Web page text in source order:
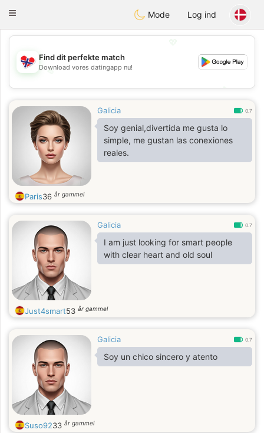
EkteNordmenn
Toggle
Mode Log ind
💖
💕
Find dit perfekte match
Download vores datingapp nu!
Galicia 0.7
Soy genial,divertida me gusta lo
simple, me gustan las conexiones
reales.
Paris36 år gammel
Galicia 0.7
I am just looking for smart people
with clear heart and old soul
Just4smart53 år gammel
Galicia 0.7
Soy un chico sincero y atento
Suso9233 år gammel